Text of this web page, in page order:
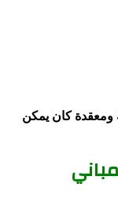
ومعقدة كان يمكن